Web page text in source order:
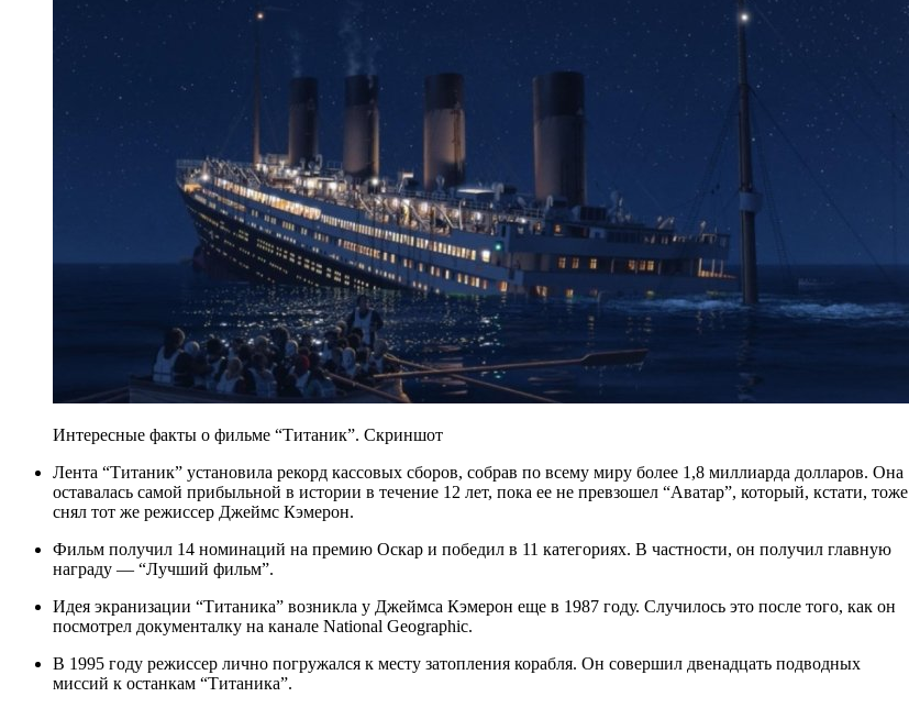
Интересные факты о фильме “Титаник”. Скриншот
Лента “Титаник” установила рекорд кассовых сборов, собрав по всему миру более 1,8 миллиарда долларов. Она
оставалась самой прибыльной в истории в течение 12 лет, пока ее не превзошел “Аватар”, который, кстати, тоже
снял тот же режиссер Джеймс Кэмерон.
Фильм получил 14 номинаций на премию Оскар и победил в 11 категориях. В частности, он получил главную
награду — “Лучший фильм”.
Идея экранизации “Титаника” возникла у Джеймса Кэмерон еще в 1987 году. Случилось это после того, как он
посмотрел документалку на канале National Geographic.
В 1995 году режиссер лично погружался к месту затопления корабля. Он совершил двенадцать подводных
миссий к останкам “Титаника”.